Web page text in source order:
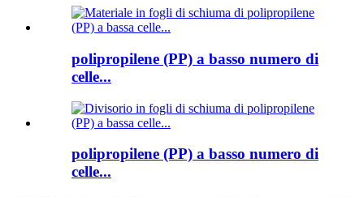
polipropilene (PP) a basso numero di
celle...
polipropilene (PP) a basso numero di
celle...